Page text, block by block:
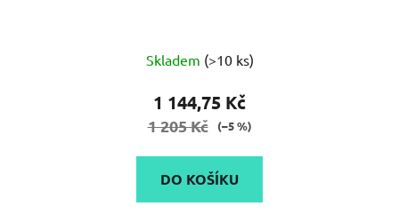
Skladem (>10 ks)
1 144,75 Kč
1 205 Kč (–5 %)
DO KOŠÍKU